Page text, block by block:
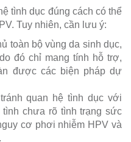
tình dục đúng cách có thể
Tuy nhiên, cần lưu ý:
toàn bộ vùng da sinh dục,
đó chỉ mang tính hỗ trợ,
được các biện pháp dự
quan hệ tình dục với
chưa rõ tình trạng sức
cơ phơi nhiễm HPV và